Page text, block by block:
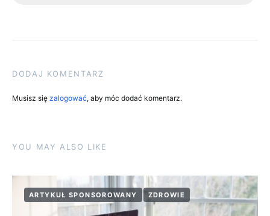
DODAJ KOMENTARZ
Musisz się zalogować, aby móc dodać komentarz.
YOU MAY ALSO LIKE
ARTYKUŁ SPONSOROWANY ZDROWIE